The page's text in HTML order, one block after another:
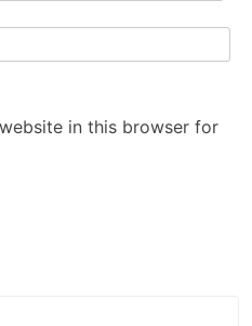
in this browser for